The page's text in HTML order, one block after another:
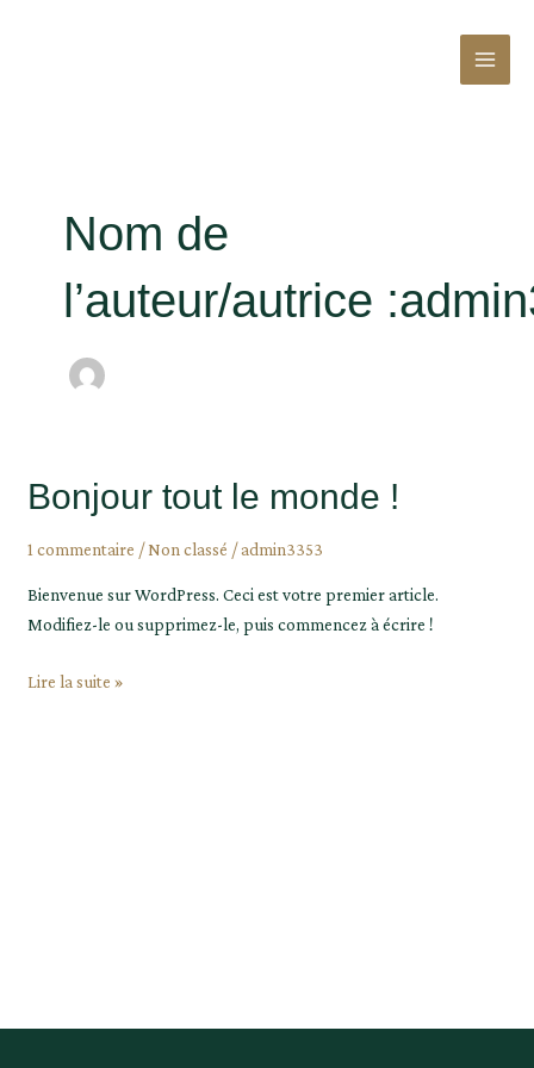
Nom de
l’auteur/autrice
Bonjour tout le monde !
1 commentaire /Non classé /admin3353
Bienvenue sur WordPress. Ceci est votre premier article.
Modifiez-le ou supprimez-le, puis commencez à écrire !
Bonjour
le
Lire la suite »